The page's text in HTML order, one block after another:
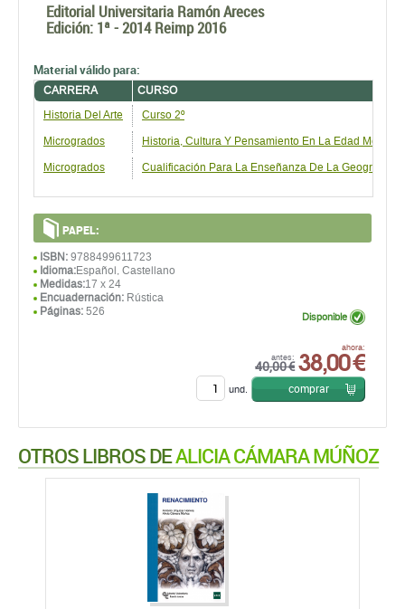
Editorial Universitaria Ramón Areces
Edición: 1ª - 2014 Reimp 2016
Material válido para:
CARRERA
CURSO
Historia Del Arte
Curso 2º
Microgrados Historia, Cultura Y Pensamiento En La Edad
Microgrados Cualificación Para La Enseñanza De La Geografía,
PAPEL:
ISBN: 9788499611723
Idioma:Español, Castellano
Medidas:17 x 24
Encuadernación: Rústica
Páginas: 526
antes:
40,00 €
ahora:
38,00 €
Disponible
und. comprar
OTROS LIBROS DEALICIA CÁMARA MÚÑOZ